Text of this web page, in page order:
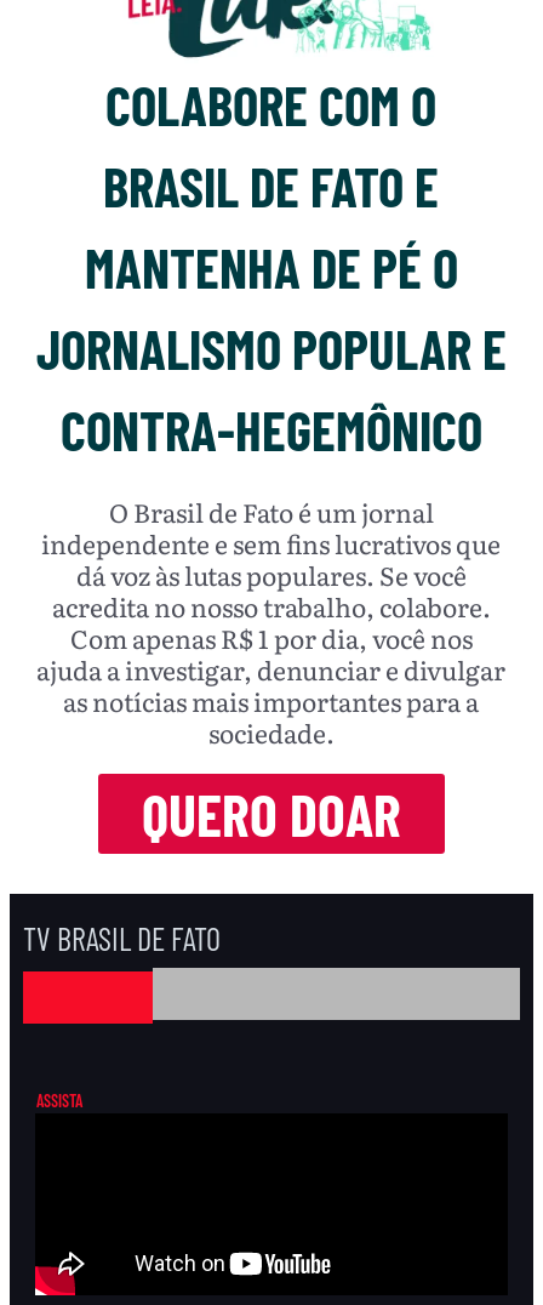
COLABORE COM O
BRASIL DE FATO E
MANTENHA DE PÉ O
JORNALISMO POPULAR E
CONTRA-HEGEMÔNICO
O Brasil de Fato é um jornal
independente e sem fins lucrativos que
dá voz às lutas populares. Se você
acredita no nosso trabalho, colabore.
Com apenas R$ 1 por dia, você nos
ajuda a investigar, denunciar e divulgar
as notícias mais importantes para a
sociedade.
QUERO DOAR
TV BRASIL DE FATO
ASSISTA